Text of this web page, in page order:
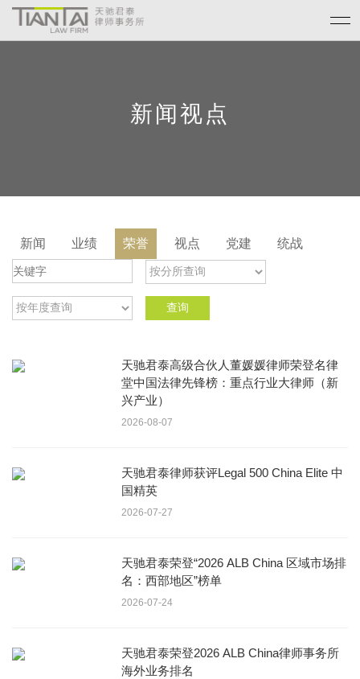
新闻视点
新闻 业绩 荣誉 视点 党建 统战
天驰君泰高级合伙人董媛媛律师荣登名律
堂中国法律先锋榜：重点行业大律师（新
兴产业）
2026-08-07
天驰君泰律师获评Legal 500 China Elite 中
国精英
2026-07-27
天驰君泰荣登“2026 ALB China 区域市场排
名：西部地区”榜单
2026-07-24
天驰君泰荣登2026 ALB China律师事务所
海外业务排名